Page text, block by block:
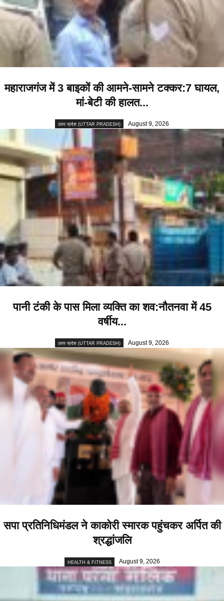
महाराजगंज में 3 बाइकों की आमने-सामने टक्कर:7 घायल,
मां-बेटी की हालत...
उत्तर प्रदेश (UTTAR PRADESH) August 9, 2026
पानी टंकी के पास मिला व्यक्ति का शव:नौतनवा में 45
वर्षीय...
उत्तर प्रदेश (UTTAR PRADESH) August 9, 2026
सपा प्रतिनिधिमंडल ने काकोरी स्मारक पहुंचकर अर्पित की
श्रद्धांजलि
HEALTH & FITNESS August 9, 2026